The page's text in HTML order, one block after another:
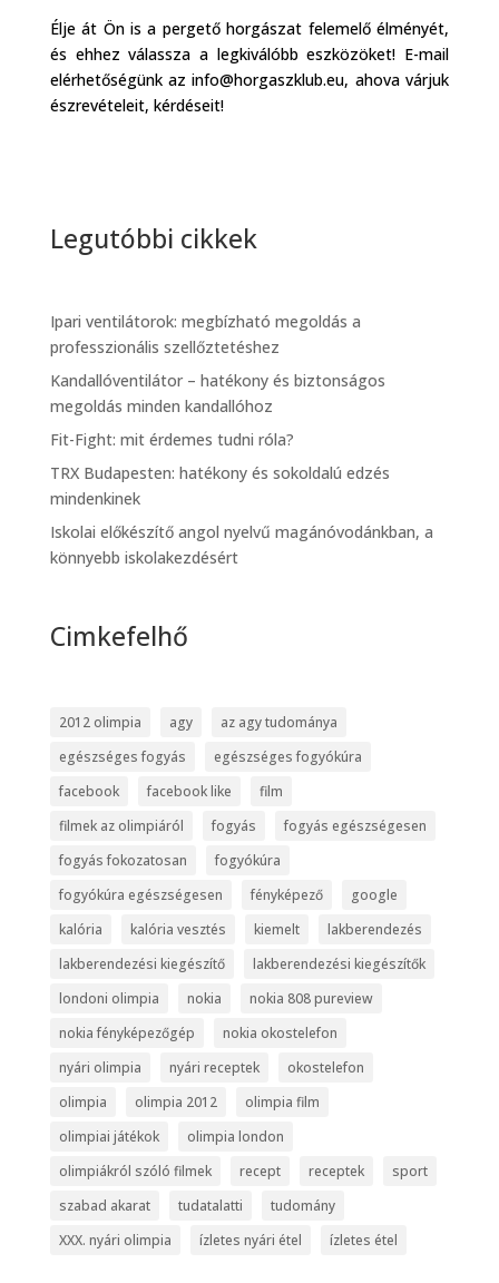
Élje át Ön is a pergető horgászat felemelő élményét,
és ehhez válassza a legkiválóbb eszközöket! E-mail
elérhetőségünk az info@horgaszklub.eu, ahova várjuk
észrevételeit, kérdéseit!
Legutóbbi cikkek
Ipari ventilátorok: megbízható megoldás a
professzionális szellőztetéshez
Kandallóventilátor – hatékony és biztonságos
megoldás minden kandallóhoz
Fit-Fight: mit érdemes tudni róla?
TRX Budapesten: hatékony és sokoldalú edzés
mindenkinek
Iskolai előkészítő angol nyelvű magánóvodánkban, a
könnyebb iskolakezdésért
Cimkefelhő
2012 olimpia agy
az agy tudománya
egészséges fogyás
egészséges fogyókúra
facebook
facebook like
film
filmek az olimpiáról
fogyás
fogyás egészségesen
fogyás fokozatosan
fogyókúra
fogyókúra egészségesen
fényképező
google
kalória
kalória vesztés kiemelt
lakberendezés
lakberendezési kiegészítő
lakberendezési kiegészítők
londoni olimpia
nokia
nokia 808 pureview
nokia fényképezőgép
nokia okostelefon
nyári olimpia
nyári receptek
okostelefon
olimpia
olimpia 2012
olimpia film
olimpiai játékok
olimpia london
olimpiákról szóló filmek
recept receptek
sport
szabad akarat
tudatalatti
tudomány
XXX. nyári olimpia
ízletes nyári étel ízletes étel